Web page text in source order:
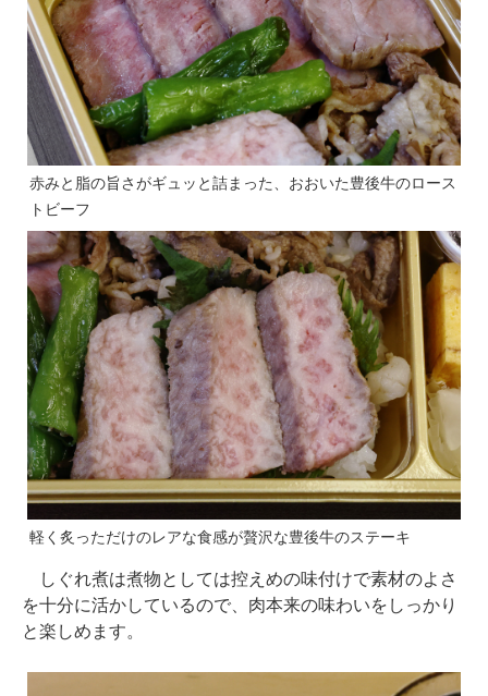
赤みと脂の旨さがギュッと詰まった、おおいた豊後牛のロース
トビーフ
軽く炙っただけのレアな食感が贅沢な豊後牛のステーキ
しぐれ煮は煮物としては控えめの味付けで素材のよさ
を十分に活かしているので、肉本来の味わいをしっかり
と楽しめます。